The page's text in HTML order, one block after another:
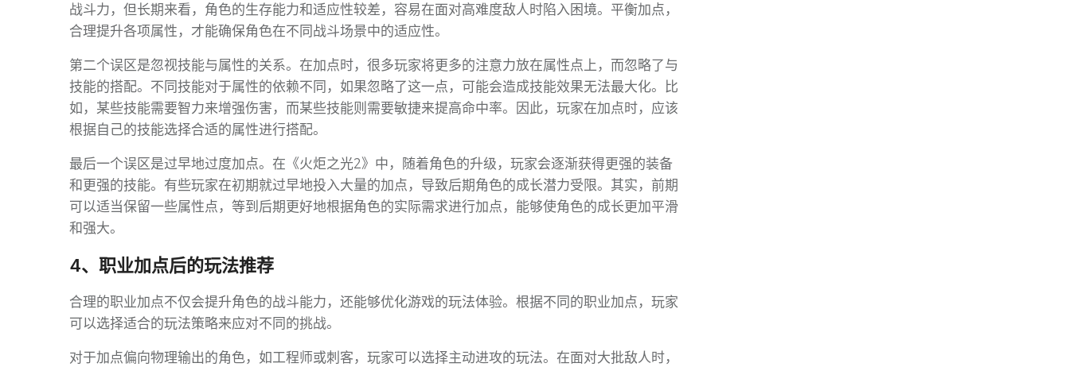
战斗力，但长期来看，角色的生存能力和适应性较差，容易在面对高难度敌人时陷入困境。平衡加点，
合理提升各项属性，才能确保角色在不同战斗场景中的适应性。
第二个误区是忽视技能与属性的关系。在加点时，很多玩家将更多的注意力放在属性点上，而忽略了与
技能的搭配。不同技能对于属性的依赖不同，如果忽略了这一点，可能会造成技能效果无法最大化。比
如，某些技能需要智力来增强伤害，而某些技能则需要敏捷来提高命中率。因此，玩家在加点时，应该
根据自己的技能选择合适的属性进行搭配。
最后一个误区是过早地过度加点。在《火炬之光2》中，随着角色的升级，玩家会逐渐获得更强的装备
和更强的技能。有些玩家在初期就过早地投入大量的加点，导致后期角色的成长潜力受限。其实，前期
可以适当保留一些属性点，等到后期更好地根据角色的实际需求进行加点，能够使角色的成长更加平滑
和强大。
4、职业加点后的玩法推荐
合理的职业加点不仅会提升角色的战斗能力，还能够优化游戏的玩法体验。根据不同的职业加点，玩家
可以选择适合的玩法策略来应对不同的挑战。
对于加点偏向物理输出的角色，如工程师或刺客，玩家可以选择主动进攻的玩法。在面对大批敌人时，